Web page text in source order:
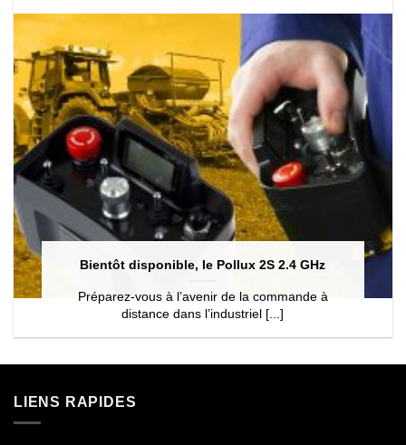
Bientôt disponible, le Pollux 2S 2.4 GHz
Préparez-vous à l’avenir de la commande à
distance dans l’industriel [...]
LIENS RAPIDES